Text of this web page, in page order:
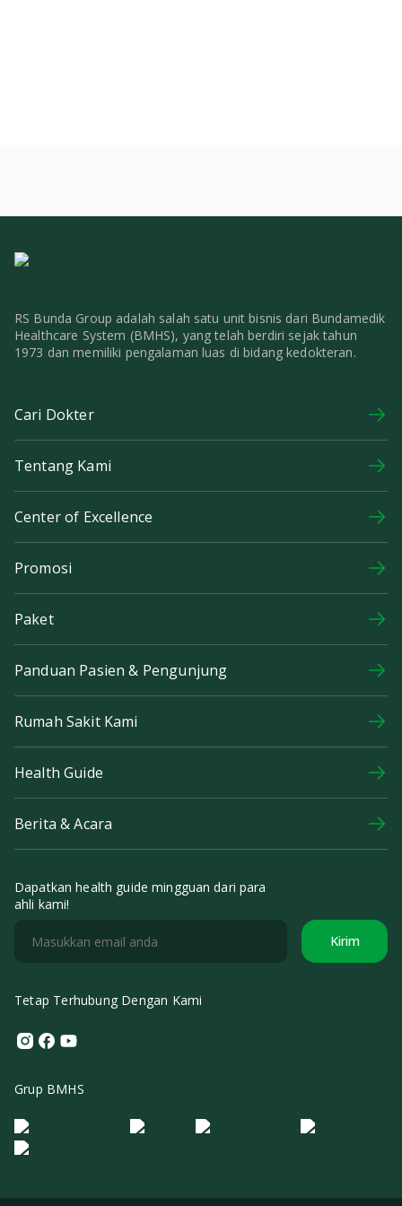
RS Bunda Group adalah salah satu unit bisnis dari Bundamedik
Healthcare System (BMHS), yang telah berdiri sejak tahun
1973 dan memiliki pengalaman luas di bidang kedokteran.
Cari Dokter
Tentang Kami
Center of Excellence
Promosi
Paket
Panduan Pasien & Pengunjung
Rumah Sakit Kami
Health Guide
Berita & Acara
Dapatkan health guide mingguan dari para
ahli kami!
Kirim
Tetap Terhubung Dengan Kami
Instagram
Facebook
Youtube
Grup BMHS
Logo Morula IFV Logo ER
Logo Diagnos
Logo IRSI